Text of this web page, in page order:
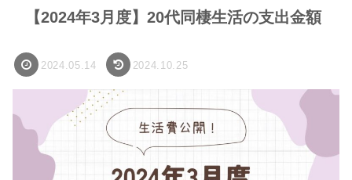
【2024年3月度】20代同棲生活の支出金額
2024.05.14 2024.10.25